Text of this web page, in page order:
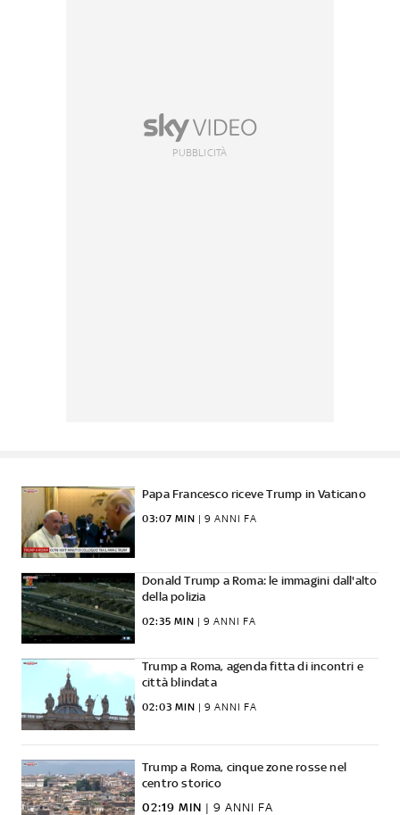
PUBBLICITÀ
Papa Francesco riceve Trump in Vaticano
03:07 MIN | 9 ANNI FA
Donald Trump a Roma: le immagini dall'alto
della polizia
02:35 MIN | 9 ANNI FA
Trump a Roma, agenda fitta di incontri e
città blindata
02:03 MIN | 9 ANNI FA
Trump a Roma, cinque zone rosse nel
centro storico
02:19 MIN | 9 ANNI FA